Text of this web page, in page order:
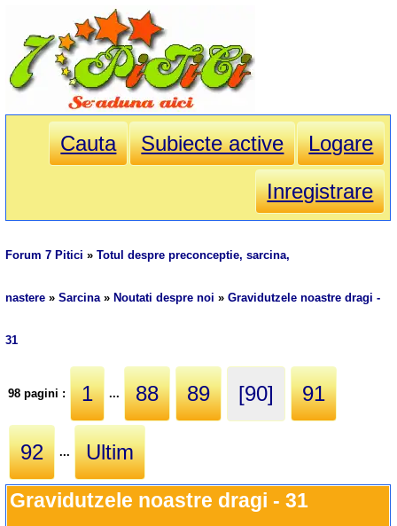
Cauta Subiecte active
Logare
Inregistrare
Forum 7 Pitici »Totul despre preconceptie, sarcina,
nastere »Sarcina» Noutati despre noi »Gravidutzele noastre dragi -
31
98 pagini : 1 ... 88 89 [90] 91
92 ... Ultim
Gravidutzele noastre dragi - 31